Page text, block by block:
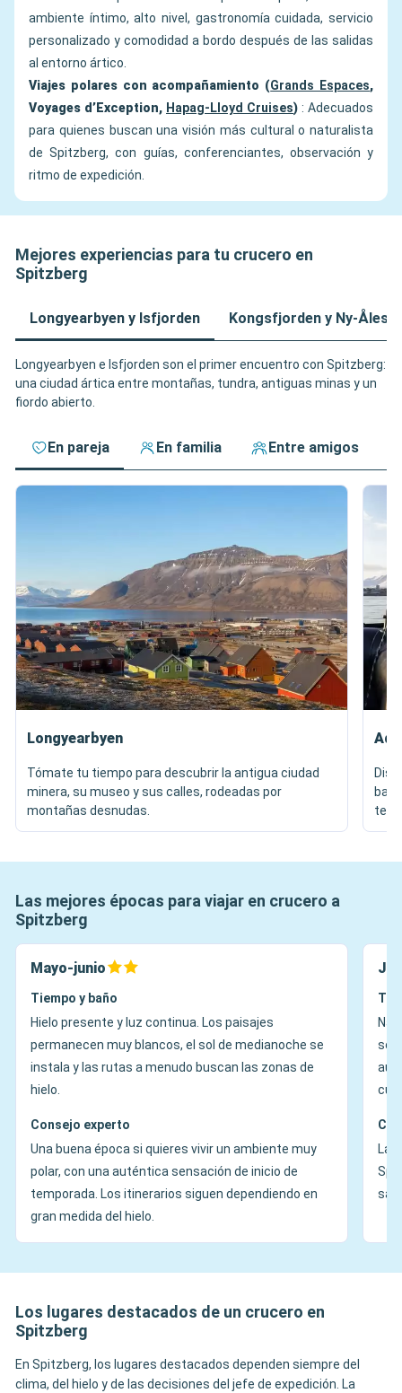
ambiente íntimo, alto nivel, gastronomía cuidada, servicio
personalizado y comodidad a bordo después de las salidas
al entorno ártico.
Viajes polares con acompañamiento (Grands Espaces,
Voyages d’Exception, Hapag-Lloyd Cruises) : Adecuados
para quienes buscan una visión más cultural o naturalista
de Spitzberg, con guías, conferenciantes, observación y
ritmo de expedición.
Mejores experiencias para tu crucero en
Spitzberg
Longyearbyen y Isfjorden Kongsfjorden y Ny-
Longyearbyen e Isfjorden son el primer encuentro con Spitzberg:
una ciudad ártica entre montañas, tundra, antiguas minas y un
fiordo abierto.
En pareja En familia Entre amigos
Longyearbyen
Tómate tu tiempo para descubrir la antigua ciudad
minera, su museo y sus calles, rodeadas por
montañas desnudas.
Las mejores épocas para viajar en crucero a
Spitzberg
Mayo-junio
Tiempo y baño
Hielo presente y luz continua. Los paisajes
permanecen muy blancos, el sol de medianoche se
instala y las rutas a menudo buscan las zonas de
hielo.
Consejo experto
Una buena época si quieres vivir un ambiente muy
polar, con una auténtica sensación de inicio de
temporada. Los itinerarios siguen dependiendo en
gran medida del hielo.
son
La
Los lugares destacados de un crucero en
Spitzberg
En Spitzberg, los lugares destacados dependen siempre del
clima, del hielo y de las decisiones del jefe de expedición. La